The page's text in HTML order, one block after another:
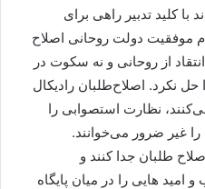
با کلید تدبیر راهی برای
موفقیت دولت روحانی اصلاح
از روحانی و نه سکوت در
نکرد. اصلاح‌طلبان رادیکال
نظارت استصوابی را
غیر ضرور می‌خوانند.
طلبان جدا کنند و
هایی را در میان پایگاه